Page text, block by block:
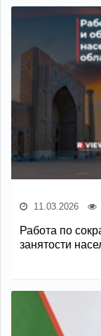
11.03.2026
Работа по
занятости